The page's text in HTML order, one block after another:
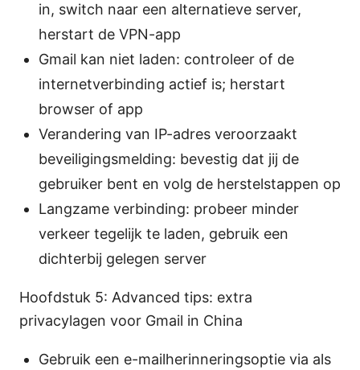
in, switch naar een alternatieve server,
herstart de VPN-app
Gmail kan niet laden: controleer of de
internetverbinding actief is; herstart
browser of app
Verandering van IP-adres veroorzaakt
beveiligingsmelding: bevestig dat jij de
gebruiker bent en volg de herstelstappen op
Langzame verbinding: probeer minder
verkeer tegelijk te laden, gebruik een
dichterbij gelegen server
Hoofdstuk 5: Advanced tips: extra
privacylagen voor Gmail in China
Gebruik een e-mailherinneringsoptie via als